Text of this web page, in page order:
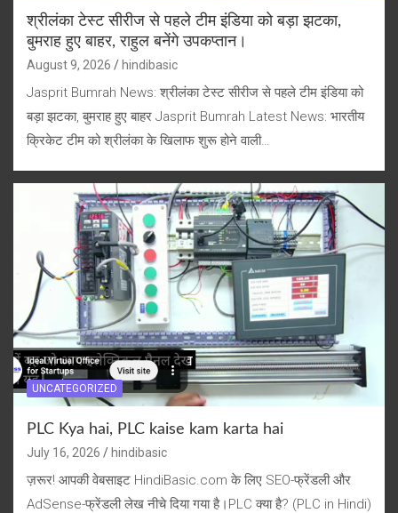
श्रीलंका टेस्ट सीरीज से पहले टीम इंडिया को बड़ा झटका,
बुमराह हुए बाहर, राहुल बनेंगे उपकप्तान।
August 9, 2026 hindibasic
Jasprit Bumrah News: श्रीलंका टेस्ट सीरीज से पहले टीम इंडिया को
बड़ा झटका, बुमराह हुए बाहर Jasprit Bumrah Latest News: भारतीय
क्रिकेट टीम को श्रीलंका के खिलाफ शुरू होने वाली…
UNCATEGORIZED
PLC Kya hai, PLC kaise kam karta hai
July 16, 2026 hindibasic
ज़रूर! आपकी वेबसाइट HindiBasic.com के लिए SEO-फ्रेंडली और
AdSense-फ्रेंडली लेख नीचे दिया गया है।PLC क्या है? (PLC in Hindi)